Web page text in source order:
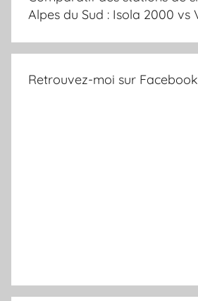
l’article
Alpes du Sud : Isola 2000 vs
Retrouvez-moi sur